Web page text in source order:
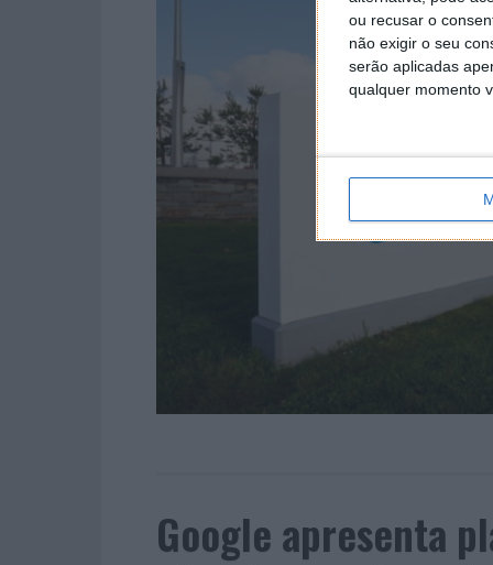
ou recusar o
não exigir o seu
serão aplicadas
qualquer momento
Google apresenta